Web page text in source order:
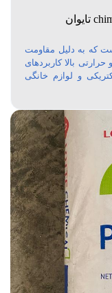
است که به دلیل مقاومت
بالا کاربردهای
و لوازم خانگی